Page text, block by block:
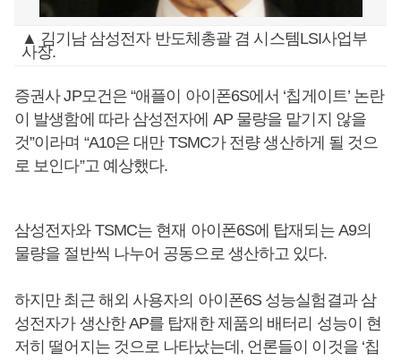
▲ 김기남 삼성전자 반도체총괄 겸 시스템LSI사업부
사장.
증권사 JP모건은 “애플이 아이폰6S에서 ‘칩게이트’ 논란
이 발생함에 따라 삼성전자에 AP 물량을 맡기지 않을
것”이라며 “A10은 대만 TSMC가 전량 생산하게 될 것으
로 보인다”고 예상했다.
삼성전자와 TSMC는 현재 아이폰6S에 탑재되는 A9의
물량을 절반씩 나누어 공동으로 생산하고 있다.
하지만 최근 해외 사용자의 아이폰6S 성능실험결과 삼
성전자가 생산한 AP를 탑재한 제품의 배터리 성능이 현
저히 떨어지는 것으로 나타났는데, 언론들이 이것을 ‘칩